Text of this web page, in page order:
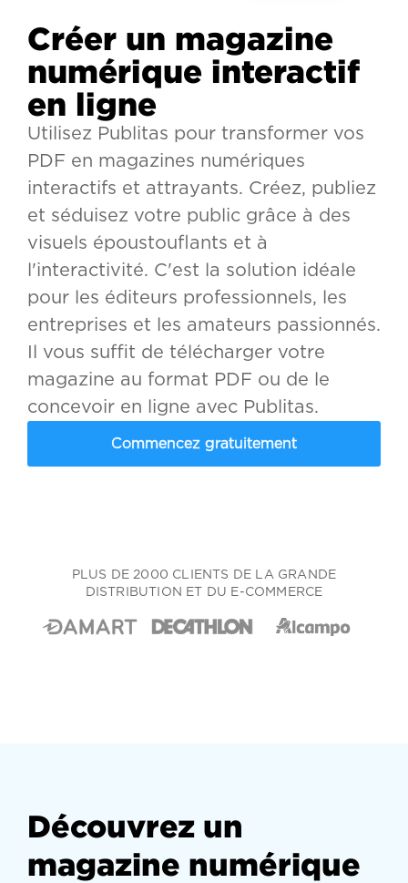
Créer un magazine
numérique interactif
en ligne
Utilisez Publitas pour transformer vos
PDF en magazines numériques
interactifs et attrayants. Créez, publiez
et séduisez votre public grâce à des
visuels époustouflants et à
l'interactivité. C'est la solution idéale
pour les éditeurs professionnels, les
entreprises et les amateurs passionnés.
Il vous suffit de télécharger votre
magazine au format PDF ou de le
concevoir en ligne avec Publitas.
Commencez gratuitement
PLUS DE 2000 CLIENTS DE LA GRANDE
DISTRIBUTION ET DU E-COMMERCE
Découvrez un
magazine numérique